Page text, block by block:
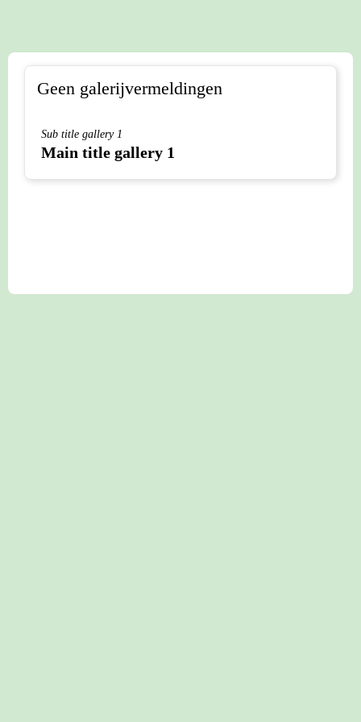
Geen galerijvermeldingen
Sub title gallery 1
Main title gallery 1